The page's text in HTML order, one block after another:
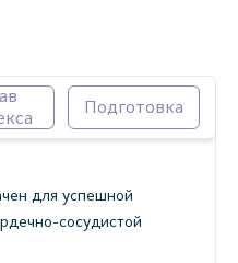
Подготовка
для успешной
сосудистой